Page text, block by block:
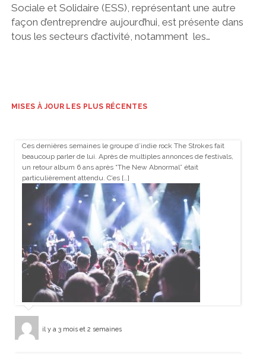
Sociale et Solidaire (ESS), représentant une autre
façon d’entreprendre aujourd’hui, est présente dans
tous les secteurs d’activité, notamment les…
MISES À JOUR LES PLUS RÉCENTES
Ces dernières semaines le groupe d’indie rock The Strokes fait
beaucoup parler de lui. Après de multiples annonces de festivals,
un retour album 6 ans après “The New Abnormal” était
particulièrement attendu. C’es […]
il y a 3 mois et 2 semaines